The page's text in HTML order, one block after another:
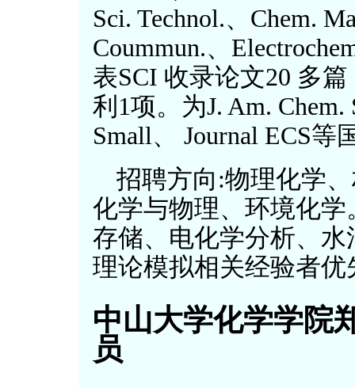
Sci. Technol.、Chem.
Coummun.、
表SCI 收录论文20 多
利1项。为J. Am. Chem.
Small、 Journal ECS
招聘方向:物理化学
化学与物理、环境化
存储、电化学分析、
理论模拟相关经验者优
中山大学化学学院
员